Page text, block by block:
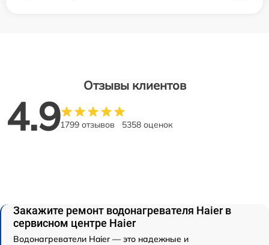
Отзывы клиентов
4.91799 отзывов 5358 оценок
Закажите ремонт водонагревателя Haier в
сервисном центре Haier
Водонагреватели Haier — это надежные и